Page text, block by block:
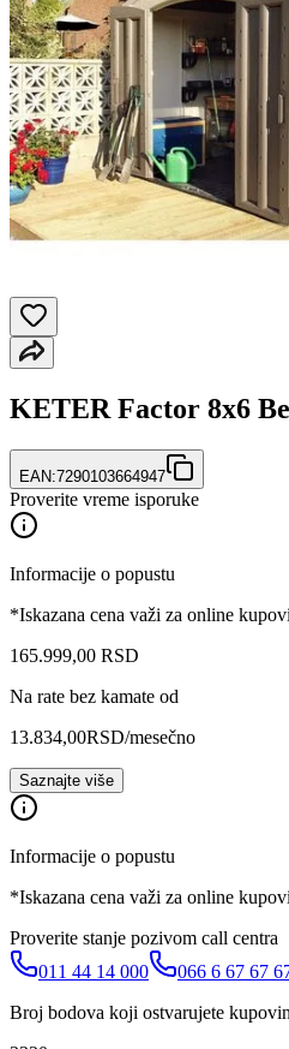
KETER Factor 8x6
EAN:7290103664947
Proverite vreme isporuke
Informacije o popustu
*Iskazana cena važi za online
165.999,00 RSD
Na rate bez kamate od
13.834,00RSD/mesečno
Saznajte više
Informacije o popustu
*Iskazana cena važi za online
Proverite stanje pozivom call centra
011 44 14 000
066 6 67 67
Broj bodova koji ostvarujete